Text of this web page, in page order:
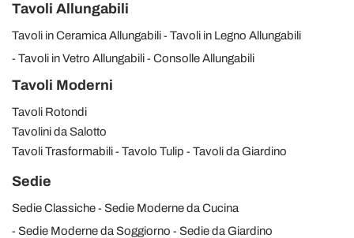
Tavoli Allungabili
Tavoli in Ceramica Allungabili
Tavoli in Legno Allungabili
Tavoli in Vetro Allungabili
Consolle Allungabili
Tavoli Moderni
Tavoli Rotondi
Tavolini da Salotto
Tavoli Trasformabili
Tavolo Tulip Tavoli da Giardino
Sedie
Sedie Classiche
Sedie Moderne da Cucina
Sedie Moderne da Soggiorno
Sedie da Giardino